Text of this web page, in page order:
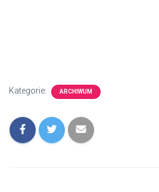
Kategorie: ARCHIWUM